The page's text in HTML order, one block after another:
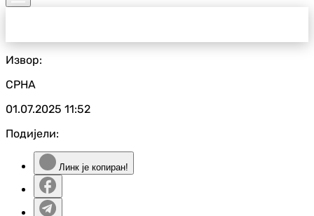
Извор:
СРНА
01.07.2025 11:52
Подијели:
Линк је копиран!